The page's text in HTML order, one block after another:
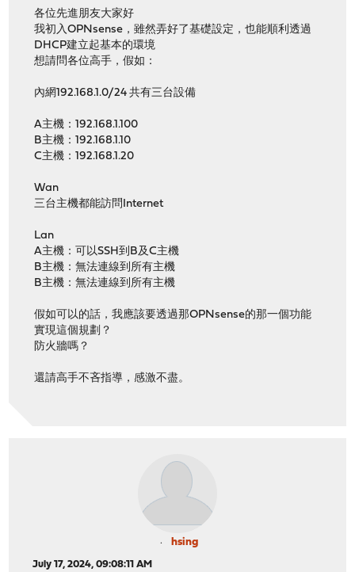
各位先進朋友大家好
我初入OPNsense，雖然弄好了基礎設定，也能順利透過
DHCP建立起基本的環境
想請問各位高手，假如：
內網192.168.1.0/24 共有三台設備
A主機：192.168.1.100
B主機：192.168.1.10
C主機：192.168.1.20
Wan
三台主機都能訪問Internet
Lan
A主機：可以SSH到B及C主機
B主機：無法連線到所有主機
B主機：無法連線到所有主機
假如可以的話，我應該要透過那OPNsense的那一個功能
實現這個規劃？
防火牆嗎？
還請高手不吝指導，感激不盡。
hsing
July 17, 2024, 09:08:11 AM